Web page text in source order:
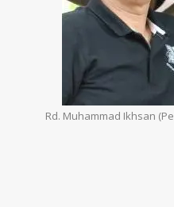
Rd. Muhammad Ikhsan